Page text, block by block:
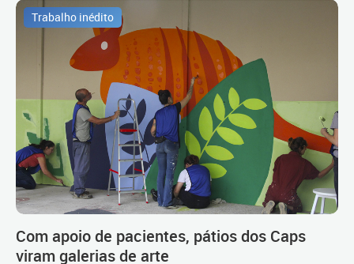
Trabalho inédito
Com apoio de pacientes, pátios dos Caps
viram galerias de arte